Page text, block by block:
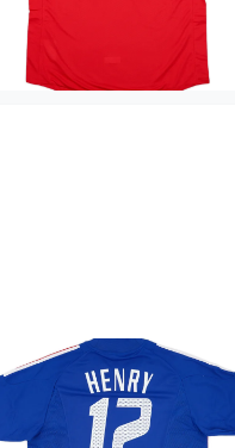
2002-04 France Home
Henry #12 (L)
359.99£ · ca. €425